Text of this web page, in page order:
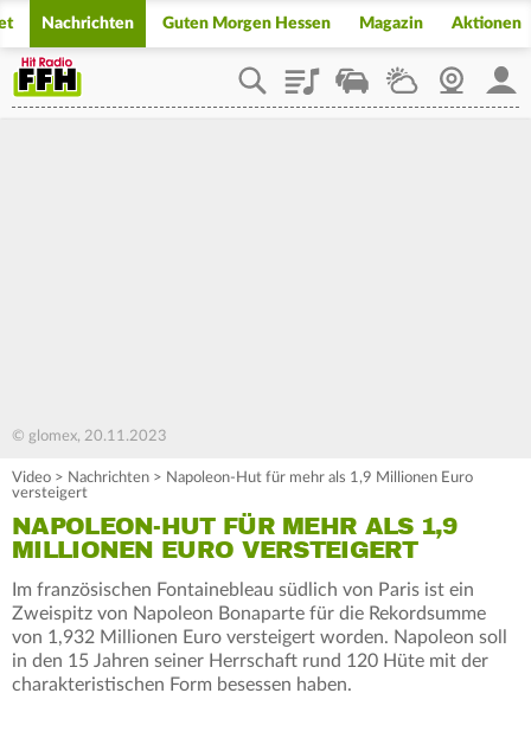
Nachrichten Guten Morgen Hessen Magazin Aktionen
PlaylistStaupilotWetterWebcam
© glomex, 20.11.2023
Video > Nachrichten > Napoleon-Hut für mehr als 1,9 Millionen Euro
versteigert
NAPOLEON-HUT FÜR MEHR ALS 1,9
MILLIONEN EURO VERSTEIGERT
Im französischen Fontainebleau südlich von Paris ist ein
Zweispitz von Napoleon Bonaparte für die Rekordsumme
von 1,932 Millionen Euro versteigert worden. Napoleon soll
in den 15 Jahren seiner Herrschaft rund 120 Hüte mit der
charakteristischen Form besessen haben.